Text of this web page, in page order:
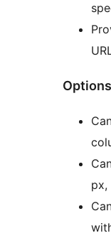
Options
px,